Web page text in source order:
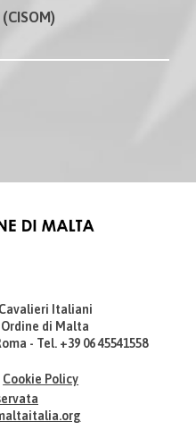
Italiani
di Malta
- Tel. +39 06 45541558
Cookie Policy